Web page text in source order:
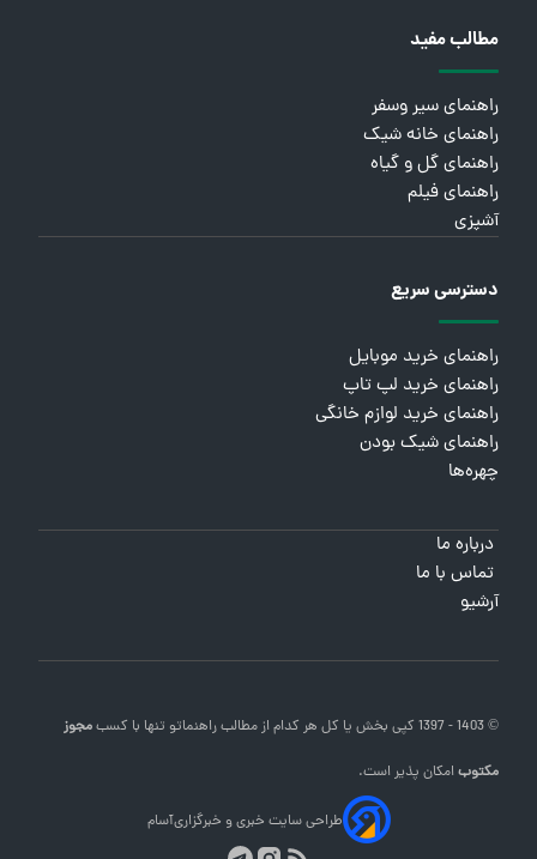
مطالب مفید
راهنمای سیر وسفر
راهنمای خانه شیک
راهنمای گل و گیاه
راهنمای فیلم
آشپزی
دسترسی سریع
راهنمای خرید موبایل
راهنمای خرید لپ تاپ
راهنمای خرید لوازم خانگی
راهنمای شیک بودن
چهره‌ها
درباره ما
تماس با ما
آرشیو
© 1403 - 1397 کپی بخش یا کل هر کدام از مطالب راهنماتو تنها با کسبمجوز
مکتوبامکان پذیر است.
طراحی سایت خبری و خبرگزاریآسام